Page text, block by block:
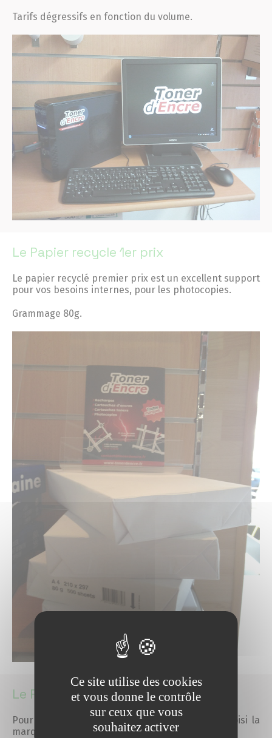
Tarifs dégressifs en fonction du volume.
Le Papier recycle 1er prix
Le papier recyclé premier prix est un excellent support
pour vos besoins internes, pour les photocopies.
Grammage 80g.
Le Papier haut de gamme
Pour vos impressions soignées, nous avons choisi la
marque Clairefontaine.
Ce site utilise des cookies
et vous donne le contrôle
sur ceux que vous
souhaitez activer